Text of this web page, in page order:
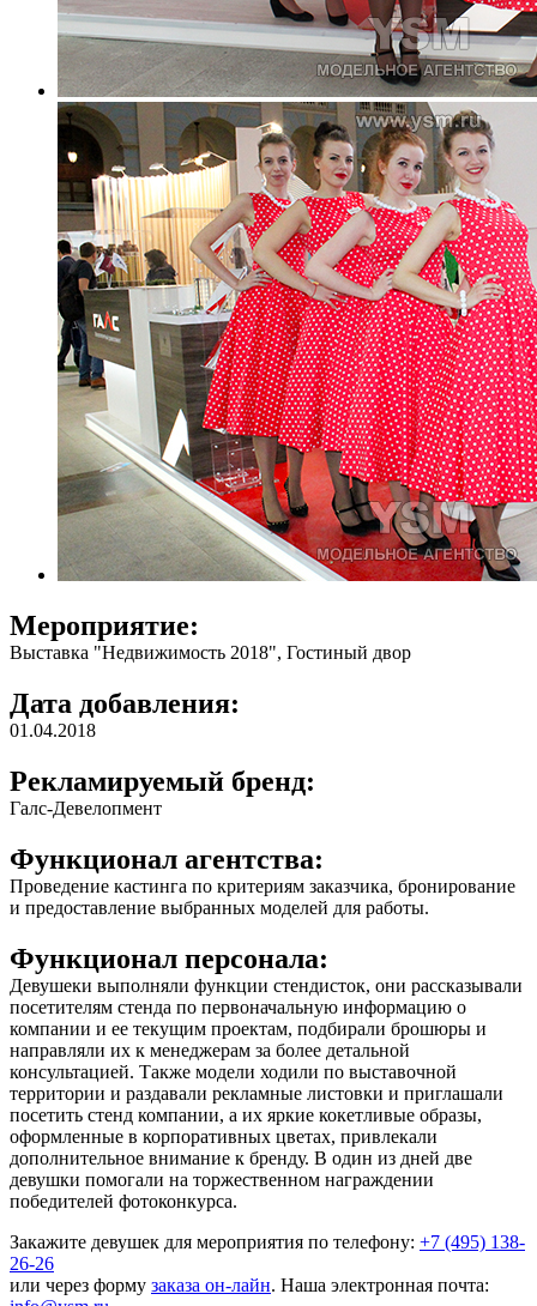
Мероприятие:
Выставка "Недвижимость 2018", Гостиный двор
Дата добавления:
01.04.2018
Рекламируемый бренд:
Галс-Девелопмент
Функционал агентства:
Проведение кастинга по критериям заказчика, бронирование
и предоставление выбранных моделей для работы.
Функционал персонала:
Девушеки выполняли функции стендисток, они рассказывали
посетителям стенда по первоначальную информацию о
компании и ее текущим проектам, подбирали брошюры и
направляли их к менеджерам за более детальной
консультацией. Также модели ходили по выставочной
территории и раздавали рекламные листовки и приглашали
посетить стенд компании, а их яркие кокетливые образы,
оформленные в корпоративных цветах, привлекали
дополнительное внимание к бренду. В один из дней две
девушки помогали на торжественном награждении
победителей фотоконкурса.
Закажите девушек для мероприятия по телефону: +7 (495) 138-
26-26
или через форму заказа он-лайн. Наша электронная почта: